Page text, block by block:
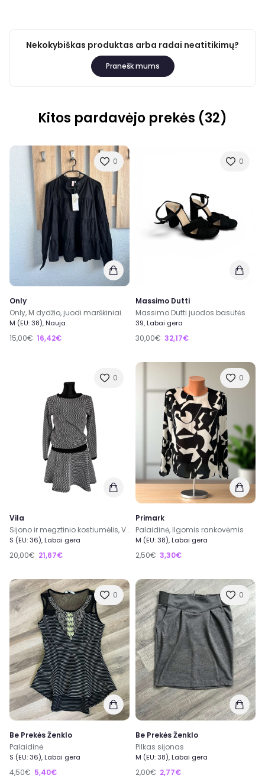
Nekokybiškas produktas arba radai neatitikimų?
Pranešk mums
Kitos pardavėjo prekės (32)
0
Only
Only, M dydžio, juodi marškiniai
M (EU: 38), Nauja
15,00€ 16,42€
0
Massimo Dutti
Massimo Dutti juodos basutės
39, Labai gera
30,00€ 32,17€
0
Vila
Sijono ir megztinio kostiumėlis, Vila
S (EU: 36), Labai gera
20,00€ 21,67€
0
Primark
Palaidinė, Ilgomis rankovėmis
M (EU: 38), Labai gera
2,50€ 3,30€
0
Be Prekės Ženklo
Palaidinė
S (EU: 36), Labai gera
4,50€ 5,40€
0
Be Prekės Ženklo
Pilkas sijonas
M (EU: 38), Labai gera
2,00€ 2,77€